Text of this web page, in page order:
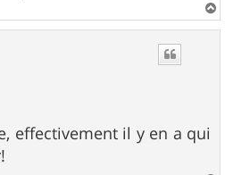
a
effectivement il y en a qui